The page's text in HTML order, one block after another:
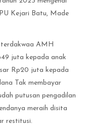
Kejari Batu, Made
AMH
juta kepada anak
Rp20 juta kepada
Tak membayar
putusan pengadilan
meraih disita
restitusi.